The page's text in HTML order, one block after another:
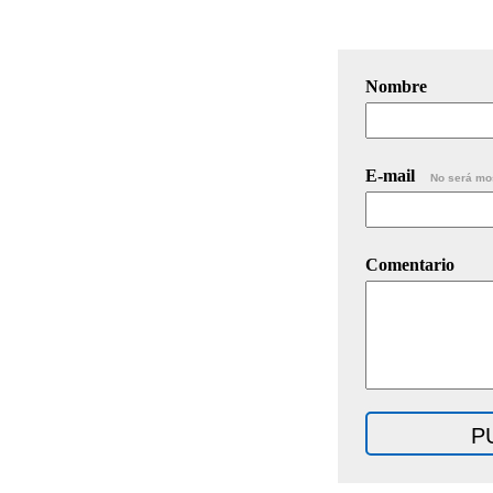
Nombre
E-mail No será
Comentario